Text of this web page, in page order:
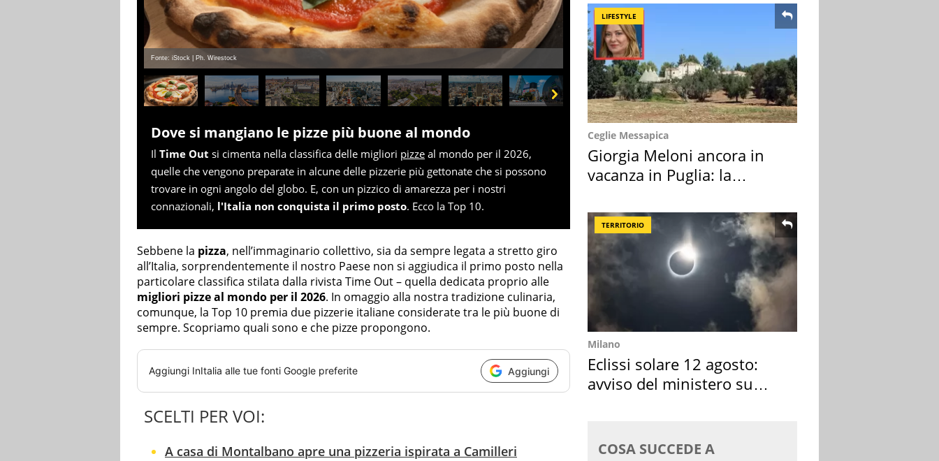
Fonte: iStock | Ph. Wirestock
Dove si mangiano le pizze più buone al mondo
Il Time Out si cimenta nella classifica delle migliori pizze al mondo per il 2026,
quelle che vengono preparate in alcune delle pizzerie più gettonate che si possono
trovare in ogni angolo del globo. E, con un pizzico di amarezza per i nostri
connazionali, l'Italia non conquista il primo posto. Ecco la Top 10.
Sebbene la pizza, nell’immaginario collettivo, sia da sempre legata a stretto giro
all’Italia, sorprendentemente il nostro Paese non si aggiudica il primo posto nella
particolare classifica stilata dalla rivista Time Out – quella dedicata proprio alle
migliori pizze al mondo per il 2026. In omaggio alla nostra tradizione culinaria,
comunque, la Top 10 premia due pizzerie italiane considerate tra le più buone di
sempre. Scopriamo quali sono e che pizze propongono.
Aggiungi InItalia alle tue fonti Google preferite Aggiungi
SCELTI PER VOI:
A casa di Montalbano apre una pizzeria ispirata a Camilleri
LIFESTYLE
Ceglie Messapica
Giorgia Meloni ancora in
vacanza in Puglia: la
TERRITORIO
Milano
Eclissi solare 12 agosto:
avviso del ministero su